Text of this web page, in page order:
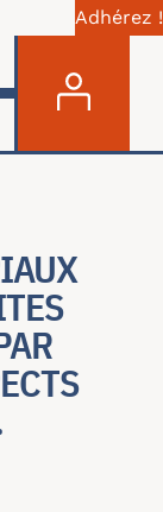
Adhérez !